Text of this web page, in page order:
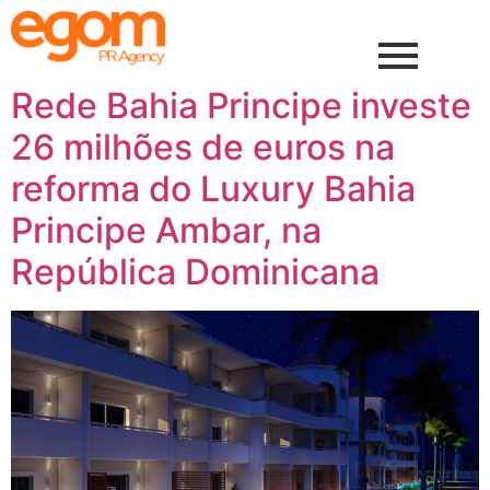
Rede Bahia Principe investe
26 milhões de euros na
reforma do Luxury Bahia
Principe Ambar, na
República Dominicana